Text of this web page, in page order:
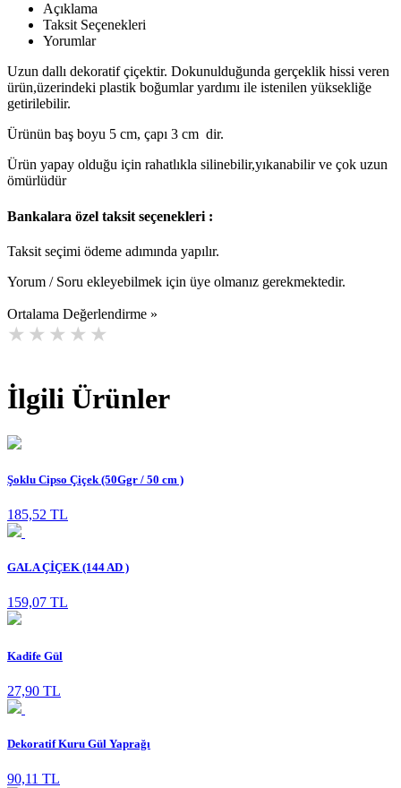
Açıklama
Taksit Seçenekleri
Yorumlar
Uzun dallı dekoratif çiçektir. Dokunulduğunda gerçeklik hissi veren
ürün,üzerindeki plastik boğumlar yardımı ile istenilen yüksekliğe
getirilebilir.
Ürünün baş boyu 5 cm, çapı 3 cm dir.
Ürün yapay olduğu için rahatlıkla silinebilir,yıkanabilir ve çok uzun
ömürlüdür
Bankalara özel taksit seçenekleri :
Taksit seçimi ödeme adımında yapılır.
Yorum / Soru ekleyebilmek için üye olmanız gerekmektedir.
Ortalama Değerlendirme »
İlgili Ürünler
Şoklu Cipso Çiçek (50Ggr / 50 cm )
185,52 TL
GALA ÇİÇEK (144 AD )
159,07 TL
Kadife Gül
27,90 TL
Dekoratif Kuru Gül Yaprağı
90,11 TL